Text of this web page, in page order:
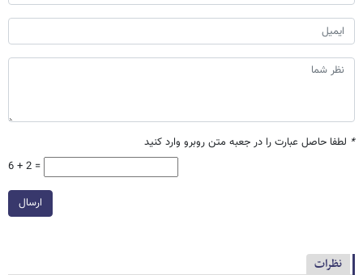
* لطفا حاصل عبارت را در جعبه متن روبرو وارد کنید
6 + 2 =
ارسال
نظرات